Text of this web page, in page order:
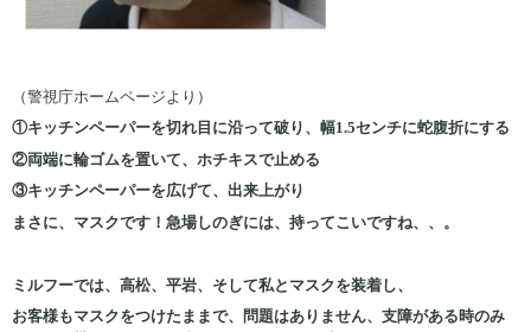
（警視庁ホームページより）
①キッチンペーパーを切れ目に沿って破り、幅1.5センチに蛇腹折にする
②両端に輪ゴムを置いて、ホチキスで止める
③キッチンペーパーを広げて、出来上がり
まさに、マスクです！急場しのぎには、持ってこいですね、、。
ミルフーでは、高松、平岩、そして私とマスクを装着し、
お客様もマスクをつけたままで、問題はありません、支障がある時のみ